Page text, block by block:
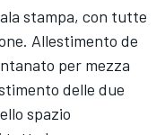
stampa, con tutte
Allestimento de
per mezza
delle due
spazio